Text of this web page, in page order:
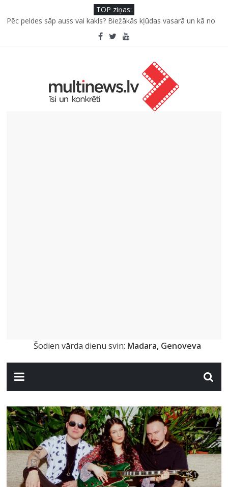
TOP ziņas:
Pēc peldes sāp auss vai kakls? Biežākās kļūdas vasarā un kā no
Šefpavārs iesaka, kā gudri un izdevīgi izmantot kabačus no
sezonas sākuma līdz pat ziemai
5 svarīgi soļi, lai bērns skolā atgrieztos vesels un gatavs
Šodien vārda dienu svin: Madara, Genoveva